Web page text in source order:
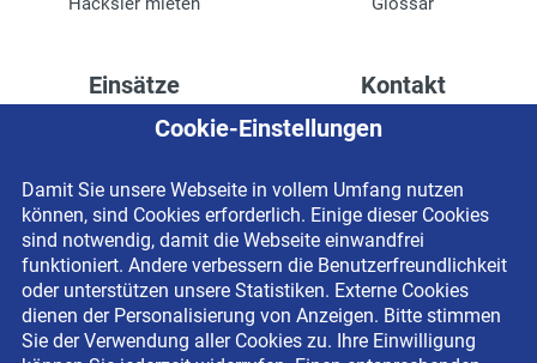
Einsätze
Höhenzugang für
Drainage verlegen
Fassadenreinigung
Terrasse anlegen
Ladenbau
Kontakt
Kontaktformular
Impressum
Datenschutzerklärung
Newsletter-Anmeldung
Cookie-Einstellungen
Damit Sie unsere Webseite in vollem Umfang nutzen
können, sind Cookies erforderlich. Einige dieser Cookies
sind notwendig, damit die Webseite einwandfrei
funktioniert. Andere verbessern die Benutzerfreundlichkeit
oder unterstützen unsere Statistiken. Externe Cookies
dienen der Personalisierung von Anzeigen. Bitte stimmen
Sie der Verwendung aller Cookies zu. Ihre Einwilligung